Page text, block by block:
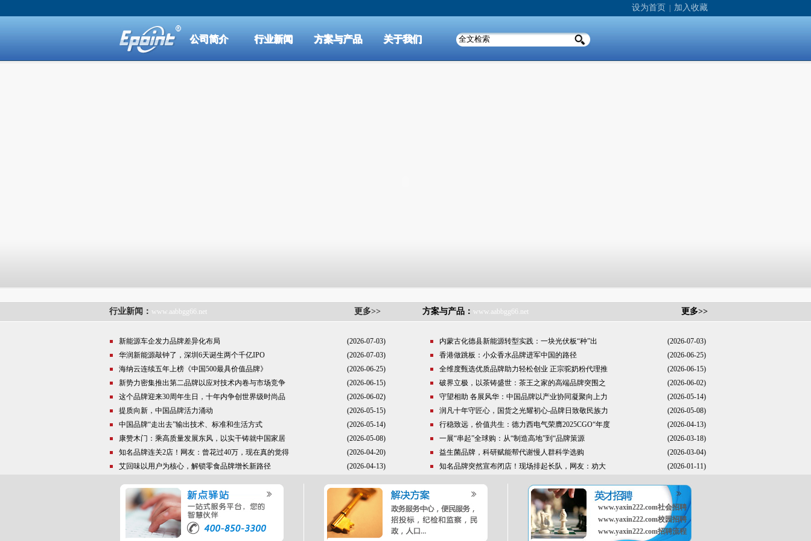
设为首页 加入收藏
公司简介 行业新闻 方案与产品 关于我们
行业新闻： www.aabbgg66.net 更多>> 方案与产品： www.aabbgg66.net 更多>>
新能源车企发力品牌差异化布局
(2026-07-03)
华润新能源敲钟了，深圳6天诞生两个千亿IPO
(2026-07-03)
海纳云连续五年上榜《中国500最具价值品牌》
(2026-06-25)
新势力密集推出第二品牌以应对技术内卷与市场竞争
(2026-06-15)
这个品牌迎来30周年生日，十年内争创世界级时尚品
(2026-06-02)
提质向新，中国品牌活力涌动
(2026-05-15)
中国品牌“走出去”输出技术、标准和生活方式
(2026-05-14)
康赞木门：乘高质量发展东风，以实干铸就中国家居
(2026-05-08)
知名品牌连关2店！网友：曾花过40万，现在真的觉得
(2026-04-20)
艾回味以用户为核心，解锁零食品牌增长新路径
(2026-04-13)
内蒙古化德县新能源转型实践：一块光伏板“种”出
(2026-07-03)
香港做跳板：小众香水品牌进军中国的路径
(2026-06-25)
全维度甄选优质品牌助力轻松创业 正宗驼奶粉代理推
(2026-06-15)
破界立极，以茶铸盛世：茶王之家的高端品牌突围之
(2026-06-02)
守望相助 各展风华：中国品牌以产业协同凝聚向上力
(2026-05-14)
润凡十年守匠心，国货之光耀初心-品牌日致敬民族力
(2026-05-08)
行稳致远，价值共生：德力西电气荣膺2025CGO“年度
(2026-04-13)
一展“串起”全球购：从“制造高地”到“品牌策源
(2026-03-18)
益生菌品牌，科研赋能帮代谢慢人群科学选购
(2026-03-04)
知名品牌突然宣布闭店！现场排起长队，网友：劝大
(2026-01-11)
www.yaxin222.com社会招聘
www.yaxin222.com校园招聘
www.yaxin222.com招聘流程